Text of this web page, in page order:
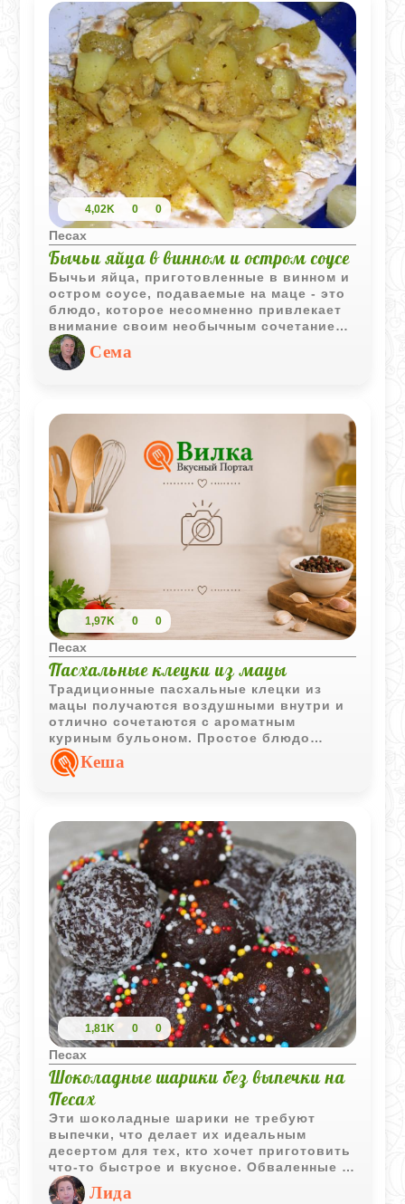
сочетании с двумя видами крема -
шоколадным внутри и белоснежным
белковым снаружи - это уже не просто
«замена хлебу», а полноценный
праздничный торт.
4,02K 0 0
Песах
Бычьи яйца в винном и остром соусе
Бычьи яйца, приготовленные в винном и
остром соусе, подаваемые на маце - это
блюдо, которое несомненно привлекает
внимание своим необычным сочетанием
ингредиентов и вкусов.
Сема
1,97K 0 0
Песах
Пасхальные клецки из мацы
Традиционные пасхальные клецки из
мацы получаются воздушными внутри и
отлично сочетаются с ароматным
куриным бульоном. Простое блюдо
еврейской кухни, которое остается
актуальным из поколения в поколение.
Кеша
1,81K 0 0
Песах
Шоколадные шарики без выпечки на
Песах
Эти шоколадные шарики не требуют
выпечки, что делает их идеальным
десертом для тех, кто хочет приготовить
что-то быстрое и вкусное. Обваленные в
кокосовой стружке и цветном драже, они
не только восхитительно вкусны, но и
Лида